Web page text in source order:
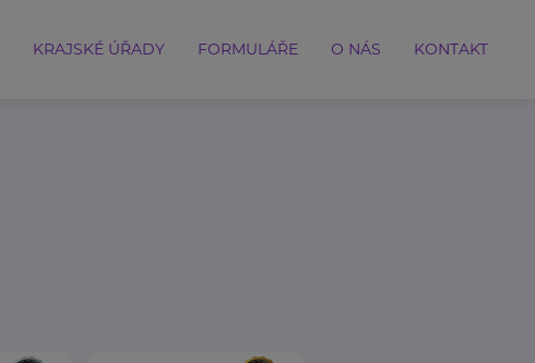
KRAJSKÉ ÚŘADY FORMULÁŘE O NÁS KONTAKT